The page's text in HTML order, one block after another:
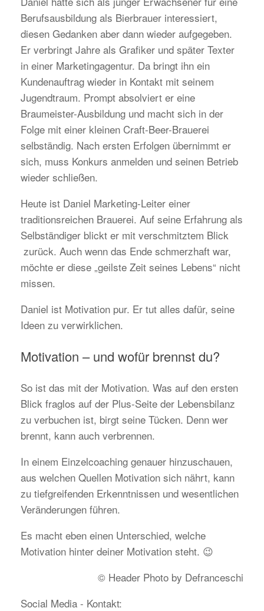
Berufsausbildung als Bierbrauer interessiert,
diesen Gedanken aber dann wieder aufgegeben.
Er verbringt Jahre als Grafiker und später Texter
in einer Marketingagentur. Da bringt ihn ein
Kundenauftrag wieder in Kontakt mit seinem
Jugendtraum. Prompt absolviert er eine
Braumeister-Ausbildung und macht sich in der
Folge mit einer kleinen Craft-Beer-Brauerei
selbständig. Nach ersten Erfolgen übernimmt er
sich, muss Konkurs anmelden und seinen Betrieb
wieder schließen.
Heute ist Daniel Marketing-Leiter einer
traditionsreichen Brauerei. Auf seine Erfahrung als
Selbständiger blickt er mit verschmitztem Blick
zurück. Auch wenn das Ende schmerzhaft war,
möchte er diese „geilste Zeit seines Lebens“ nicht
missen.
Daniel ist Motivation pur. Er tut alles dafür, seine
Ideen zu verwirklichen.
Motivation – und wofür brennst du?
So ist das mit der Motivation. Was auf den ersten
Blick fraglos auf der Plus-Seite der Lebensbilanz
zu verbuchen ist, birgt seine Tücken. Denn wer
brennt, kann auch verbrennen.
In einem Einzelcoaching genauer hinzuschauen,
aus welchen Quellen Motivation sich nährt, kann
zu tiefgreifenden Erkenntnissen und wesentlichen
Veränderungen führen.
Es macht eben einen Unterschied, welche
Motivation hinter deiner Motivation steht. 😉
© Header Photo by Defranceschi
Social Media - Kontakt: